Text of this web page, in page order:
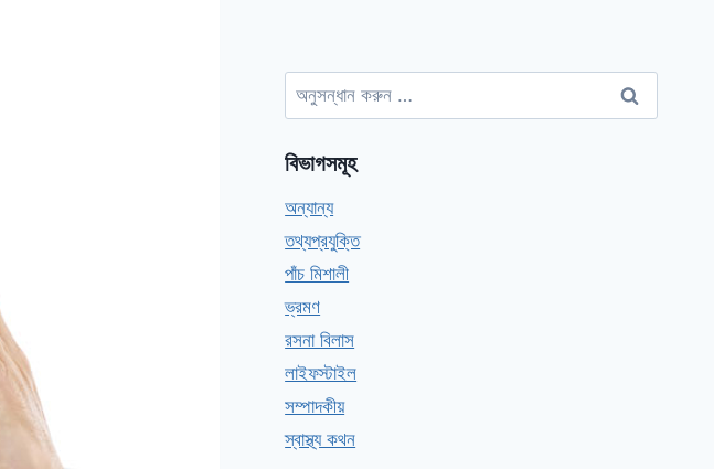
অনুসন্ধানঃ
বিভাগসমূহ
অন্যান্য
তথ্যপ্রযুক্তি
পাঁচ মিশালী
ভ্রমণ
রসনা বিলাস
লাইফস্টাইল
সম্পাদকীয়
স্বাস্থ্য কথন